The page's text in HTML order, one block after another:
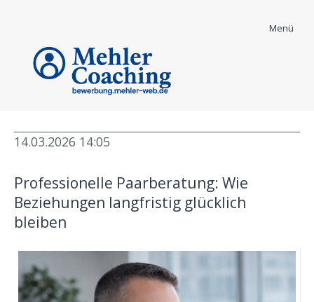
Menü
Informationen - News und mehr
High Ticket Coaching
Karrierecoaching
Security & Coaching
14.03.2026 14:05
Professionelle Paarberatung: Wie
Beziehungen langfristig glücklich
bleiben